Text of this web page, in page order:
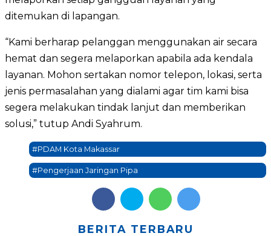
ditemukan di lapangan.
“Kami berharap pelanggan menggunakan air secara
hemat dan segera melaporkan apabila ada kendala
layanan. Mohon sertakan nomor telepon, lokasi, serta
jenis permasalahan yang dialami agar tim kami bisa
segera melakukan tindak lanjut dan memberikan
solusi,” tutup Andi Syahrum.
#PDAM Kota Makassar
#Pengerjaan Jaringan Pipa
BERITA TERBARU